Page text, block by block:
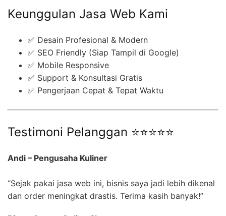
Keunggulan Jasa Web Kami
✅ Desain Profesional & Modern
✅ SEO Friendly (Siap Tampil di Google)
✅ Mobile Responsive
✅ Support & Konsultasi Gratis
✅ Pengerjaan Cepat & Tepat Waktu
Testimoni Pelanggan ⭐⭐⭐⭐⭐
Andi – Pengusaha Kuliner
“Sejak pakai jasa web ini, bisnis saya jadi lebih dikenal
dan order meningkat drastis. Terima kasih banyak!”